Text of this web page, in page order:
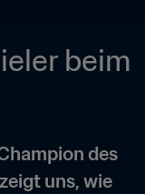
beim
des
uns, wie